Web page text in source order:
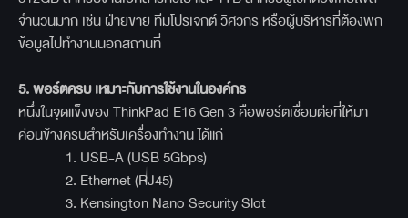
จำนวนมาก เช่น ฝ่ายขาย ทีมโปรเจกต์ วิศวกร หรือผู้บริหารที่ต้องพก
ข้อมูลไปทำงานนอกสถานที่
5. พอร์ตครบ เหมาะกับการใช้งานในองค์กร
หนึ่งในจุดแข็งของ ThinkPad E16 Gen 3 คือพอร์ตเชื่อมต่อที่ให้มา
ค่อนข้างครบสำหรับเครื่องทำงาน ได้แก่
1. USB-A (USB 5Gbps)
2. Ethernet (RJ45)
3. Kensington Nano Security Slot